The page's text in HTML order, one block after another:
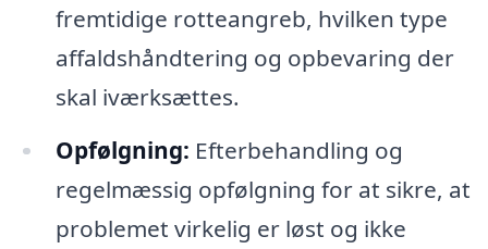
fremtidige rotteangreb, hvilken type
affaldshåndtering og opbevaring der
skal iværksættes.
Opfølgning: Efterbehandling og
regelmæssig opfølgning for at sikre, at
problemet virkelig er løst og ikke